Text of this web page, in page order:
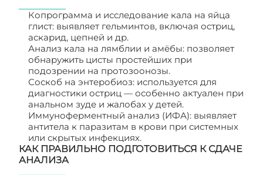
Копрограмма и исследование кала на яйца
глист: выявляет гельминтов, включая остриц,
аскарид, цепней и др.
Анализ кала на лямблии и амёбы: позволяет
обнаружить цисты простейших при
подозрении на протозоонозы.
Соскоб на энтеробиоз: используется для
диагностики остриц — особенно актуален при
анальном зуде и жалобах у детей.
Иммуноферментный анализ (ИФА): выявляет
антитела к паразитам в крови при системных
или скрытых инфекциях.
КАК ПРАВИЛЬНО ПОДГОТОВИТЬСЯ К СДАЧЕ
АНАЛИЗА